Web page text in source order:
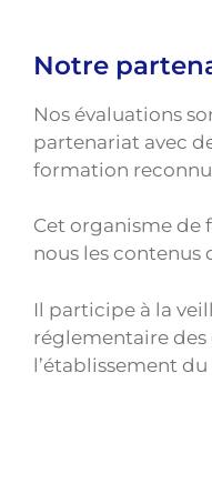
Notre
Nos évaluations
partenariat avec
formation
Cet organisme de
nous les contenus
Il participe à la
réglementaire des
l’établissement